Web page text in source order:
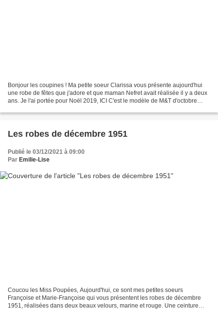
Bonjour les coupines ! Ma petite soeur Clarissa vous présente aujourd'hui
une robe de fêtes que j'adore et que maman Nefret avait réalisée il y a deux
ans. Je l'ai portée pour Noël 2019, ICI C'est le modèle de M&T d'octobre
Les robes de décembre 1951
Publié le 03/12/2021 à 09:00
Par Emilie-Lise
Coucou les Miss Poupées, Aujourd'hui, ce sont mes petites soeurs
Françoise et Marie-Françoise qui vous présentent les robes de décembre
1951, réalisées dans deux beaux velours, marine et rouge. Une ceinture